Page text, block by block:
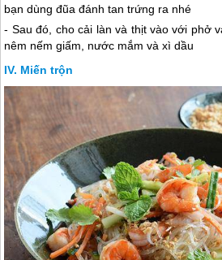
bạn dùng đũa đánh tan trứng ra nhé
- Sau đó, cho cải làn và thịt vào với phở
nêm nếm giấm, nước mắm và xì dầu
Miến trộn